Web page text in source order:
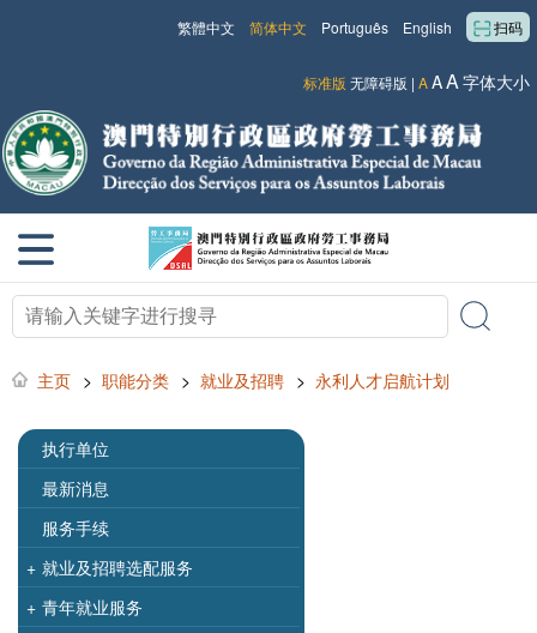
扫码
English
Português
简体中文
繁體中文
标准版 无障碍版 | AAA字体大小
主页 > 职能分类 > 就业及招聘 > 永利人才启航计划
执行单位
最新消息
服务手续
+ 就业及招聘选配服务
+ 青年就业服务